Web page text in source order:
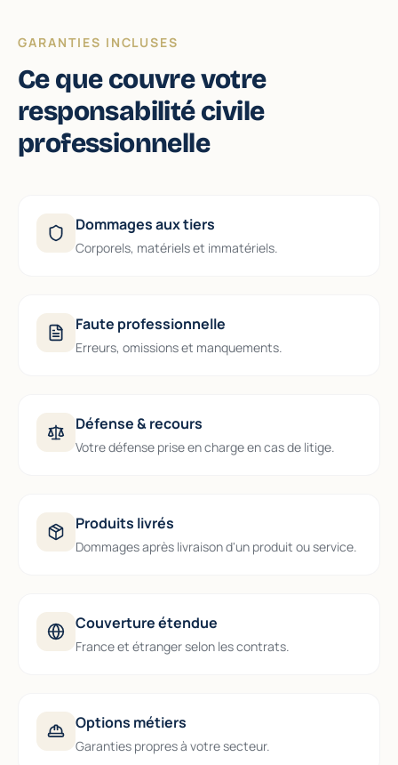
GARANTIES INCLUSES
Ce que couvre votre
responsabilité civile
professionnelle
Dommages aux tiers
Corporels, matériels et immatériels.
Faute professionnelle
Erreurs, omissions et manquements.
Défense & recours
Votre défense prise en charge en cas de litige.
Produits livrés
Dommages après livraison d'un produit ou service.
Couverture étendue
France et étranger selon les contrats.
Options métiers
Garanties propres à votre secteur.